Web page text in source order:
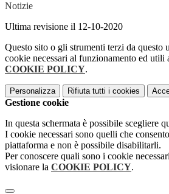
Notizie
Ultima revisione il 12-10-2020
Questo sito o gli strumenti terzi da questo
cookie necessari al funzionamento ed
COOKIE POLICY.
Personalizza Rifiuta tutti i cookies
Gestione cookie
In questa schermata è possibile scegliere
I cookie necessari sono quelli che
piattaforma e non è possibile disabilitarli.
Per conoscere quali sono i cookie
visionare la COOKIE POLICY.